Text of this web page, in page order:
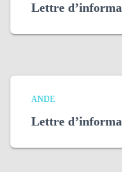
Lettre
ANDE
Lettre